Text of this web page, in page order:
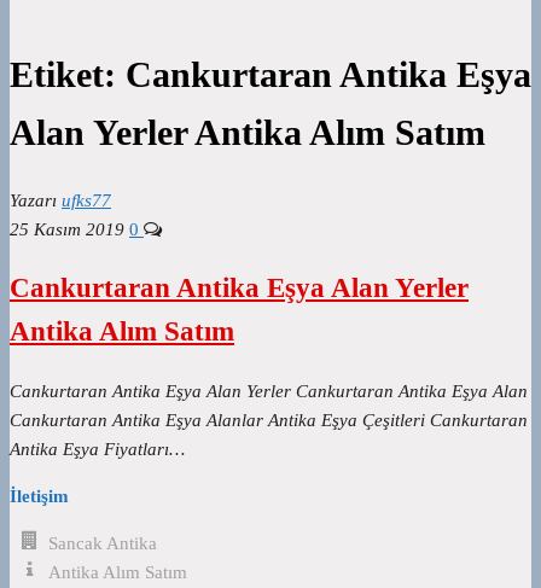
Etiket: Cankurtaran Antika Eşya
Alan Yerler Antika Alım Satım
Yazarı ufks77
25 Kasım 2019 0
Cankurtaran Antika Eşya Alan Yerler
Antika Alım Satım
Cankurtaran Antika Eşya Alan Yerler Cankurtaran Antika Eşya Alan
Cankurtaran Antika Eşya Alanlar Antika Eşya Çeşitleri Cankurtaran
Antika Eşya Fiyatları…
İletişim
Sancak Antika
Antika Alım Satım